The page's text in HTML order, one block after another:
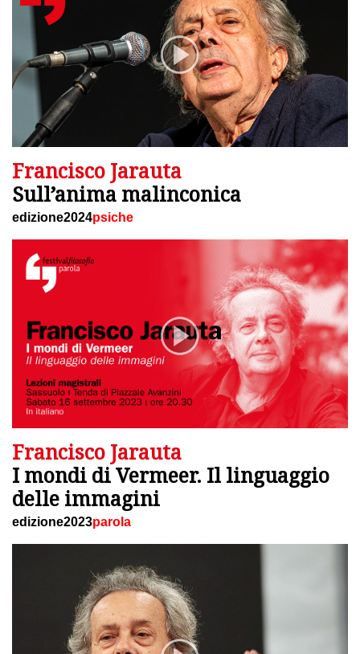
Francisco Jarauta
Sull’anima malinconica
edizione2024psiche
Francisco Jarauta
I mondi di Vermeer. Il linguaggio
delle immagini
edizione2023parola